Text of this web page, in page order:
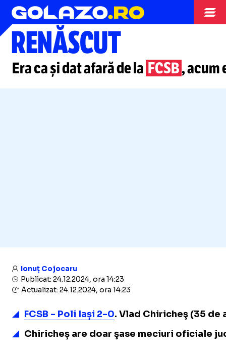
Superliga
RENĂSCUT
Era ca și dat afară de la FCSB, acum
Ionuț Cojocaru
Publicat: 24.12.2024, ora 14:23
Actualizat: 24.12.2024, ora 14:23
FCSB - Poli Iași 2-0. Vlad Chiricheş (35
Chiricheș are doar şase meciuri oficiale